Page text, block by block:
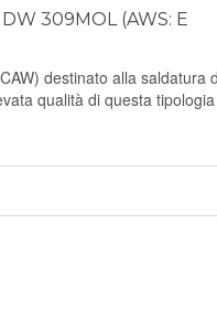
309MOL (AWS: E
destinato alla saldatura
qualità di questa